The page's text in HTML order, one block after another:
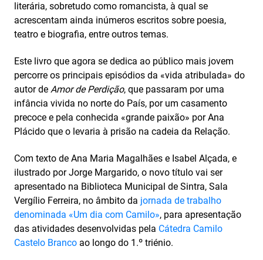
literária, sobretudo como romancista, à qual se
acrescentam ainda inúmeros escritos sobre poesia,
teatro e biografia, entre outros temas.
Este livro que agora se dedica ao público mais jovem
percorre os principais episódios da «vida atribulada» do
autor de Amor de Perdição, que passaram por uma
infância vivida no norte do País, por um casamento
precoce e pela conhecida «grande paixão» por Ana
Plácido que o levaria à prisão na cadeia da Relação.
Com texto de Ana Maria Magalhães e Isabel Alçada, e
ilustrado por Jorge Margarido, o novo título vai ser
apresentado na Biblioteca Municipal de Sintra, Sala
Vergílio Ferreira, no âmbito da jornada de trabalho
denominada «Um dia com Camilo», para apresentação
das atividades desenvolvidas pela Cátedra Camilo
Castelo Branco ao longo do 1.º triénio.